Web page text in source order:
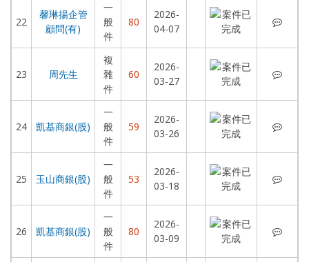
22
馨琳揚企管
顧問(有)
一
般
件
80
2026-
04-07
馨琳
23 周先生
複
雜
件
60
2026-
03-27
周先
24 凱基商銀(股)
一
般
件
59
2026-
03-26
凱基
25 玉山商銀(股)
一
般
件
53
2026-
03-18
玉山
26 凱基商銀(股)
一
般
件
80
2026-
03-09
凱基